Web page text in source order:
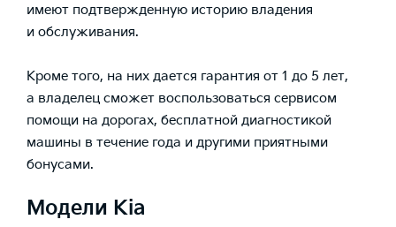
имеют подтвержденную историю владения
и обслуживания.
Кроме того, на них дается гарантия от 1 до 5 лет,
а владелец сможет воспользоваться сервисом
помощи на дорогах, бесплатной диагностикой
машины в течение года и другими приятными
бонусами.
Модели Kia